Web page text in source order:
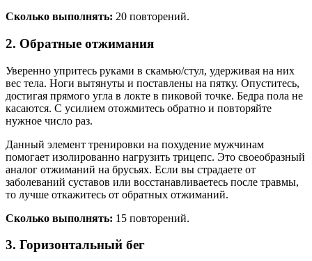
Сколько выполнять: 20 повторений.
2. Обратные отжимания
Уверенно упритесь руками в скамью/стул, удерживая на них
вес тела. Ноги вытянуты и поставлены на пятку. Опуститесь,
достигая прямого угла в локте в пиковой точке. Бедра пола не
касаются. С усилием отожмитесь обратно и повторяйте
нужное число раз.
Данный элемент тренировки на похудение мужчинам
помогает изолированно нагрузить трицепс. Это своеобразный
аналог отжиманий на брусьях. Если вы страдаете от
заболеваний суставов или восстанавливаетесь после травмы,
то лучше откажитесь от обратных отжиманий.
Сколько выполнять: 15 повторений.
3. Горизонтальный бег